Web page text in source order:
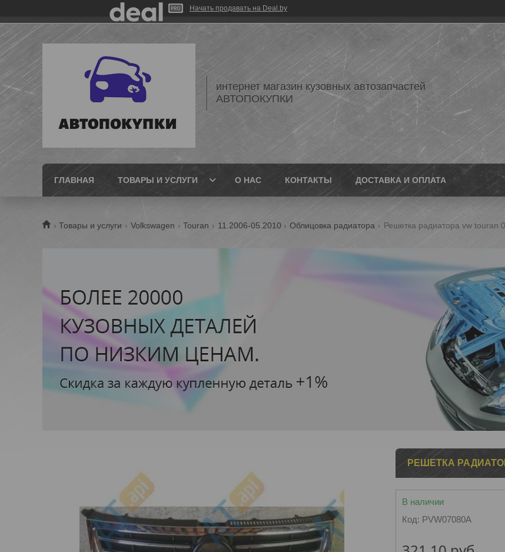
Начать продавать на Deal.by
интернет магазин кузовных автозапчастей
АВТОПОКУПКИ
ГЛАВНАЯ ТОВАРЫ И УСЛУГИ О НАС КОНТАКТЫ ДОСТАВКА И ОПЛАТА
Товары и услуги Volkswagen Touran 11.2006-05.2010 Облицовка радиатора Решетка радиатора vw touran
РЕШЕТКА
В наличии
Код: PVW07080A